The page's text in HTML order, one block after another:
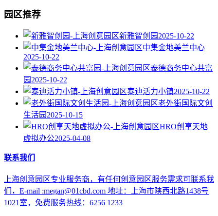
园区推荐
新雅智创园 2025-10-22
中集金地美兰中心
2025-10-22
泰德商务中心共富
园 2025-10-22
泰迪活力小镇2025-10-22
老外街国际文创
生活园 2025-10-15
HRO创享天地
虚拟办公2025-04-08
联系我们
上海创意园区专业服务商，有任何创意园区服务需求可联系我
们，E-mail :megan@01cbd.com 地址：上海市陕西北路1438号
1021室，免费服务热线：6256 1233